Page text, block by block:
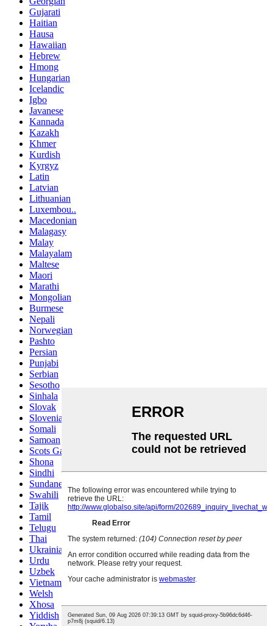
Gujarati
Haitian
Hausa
Hawaiian
Hebrew
Hmong
Hungarian
Icelandic
Igbo
Javanese
Kannada
Kazakh
Khmer
Kurdish
Kyrgyz
Latin
Latvian
Lithuanian
Luxembou..
Macedonian
Malagasy
Malay
Malayalam
Maltese
Maori
Marathi
Mongolian
Burmese
Nepali
Norwegian
Pashto
Persian
Punjabi
Serbian
Sesotho
Sinhala
Slovak
Slovenian
Somali
Samoan
Scots Gaelic
Shona
Sindhi
Sundanese
Swahili
Tajik
Tamil
Telugu
Thai
Ukrainian
Urdu
Uzbek
Vietnamese
Welsh
Xhosa
Yiddish